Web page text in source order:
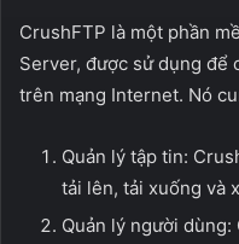
CrushFTP là một phần
Server, được sử dụng để
trên mạng Internet. Nó
Quản lý tập tin:
tải lên, tải xuống và
Quản lý người